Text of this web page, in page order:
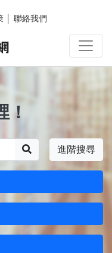
聯絡我們
！
進階搜尋